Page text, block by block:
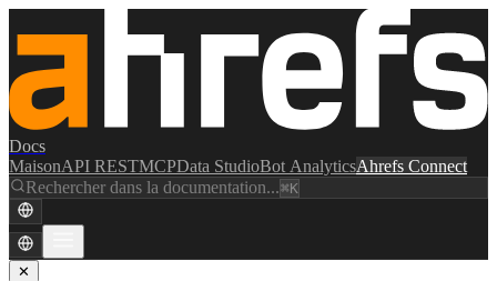
Docs
MaisonAPI RESTMCPData StudioBot AnalyticsAhrefs Connect
Rechercher dans la documentation...⌘K
✕